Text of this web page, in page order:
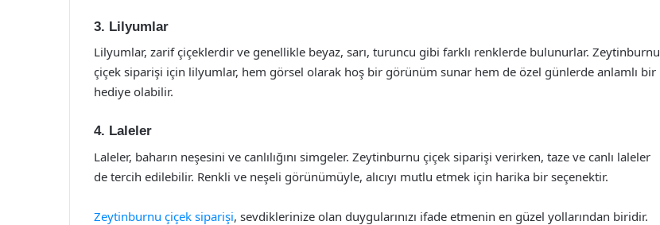
3. Lilyumlar
Lilyumlar, zarif çiçeklerdir ve genellikle beyaz, sarı, turuncu gibi farklı renklerde bulunurlar. Zeytinburnu
çiçek siparişi için lilyumlar, hem görsel olarak hoş bir görünüm sunar hem de özel günlerde anlamlı bir
hediye olabilir.
4. Laleler
Laleler, baharın neşesini ve canlılığını simgeler. Zeytinburnu çiçek siparişi verirken, taze ve canlı laleler
de tercih edilebilir. Renkli ve neşeli görünümüyle, alıcıyı mutlu etmek için harika bir seçenektir.
Zeytinburnu çiçek siparişi, sevdiklerinize olan duygularınızı ifade etmenin en güzel yollarından biridir.